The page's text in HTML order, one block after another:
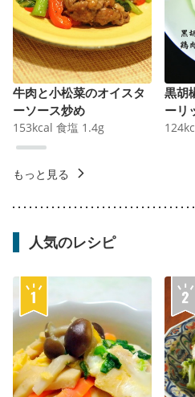
牛肉と小松菜のオイスタ
ーソース炒め
153kcal 食塩 1.4g
黒胡
ーリ
124
もっと見る
人気のレシピ